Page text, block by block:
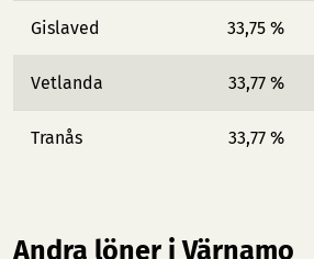
Gislaved 33,75 %
Vetlanda 33,77 %
Tranås 33,77 %
Andra löner i Värnamo